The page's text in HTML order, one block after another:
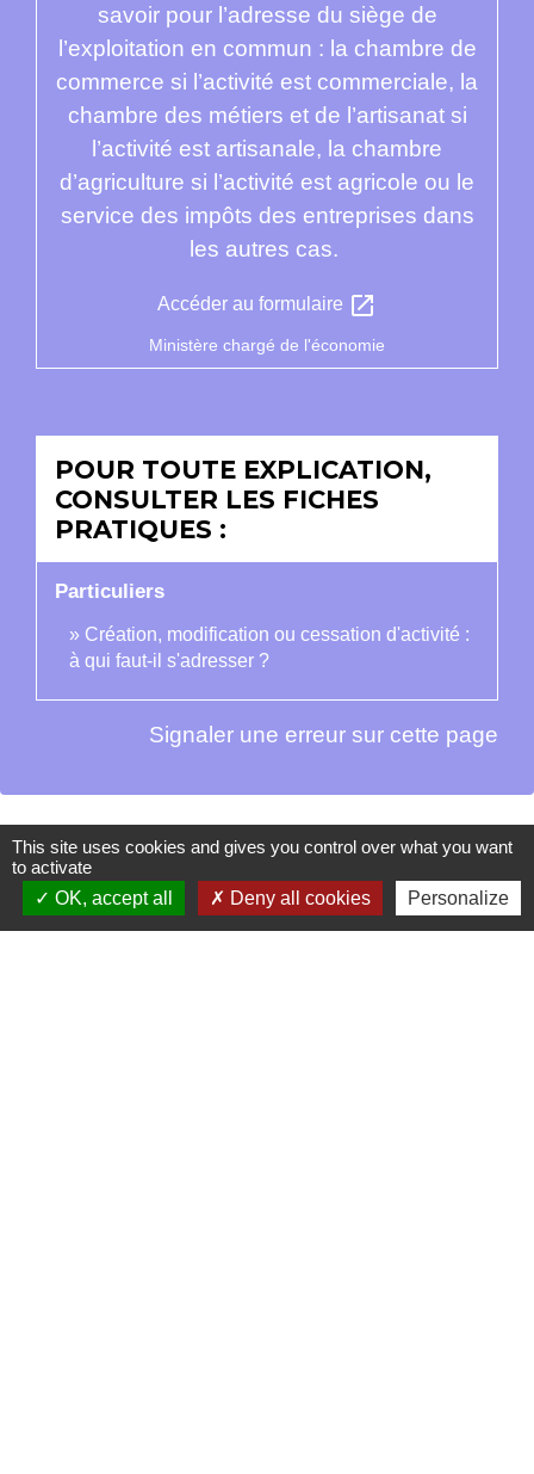
savoir pour l’adresse du siège de
l’exploitation en commun : la chambre de
commerce si l’activité est commerciale, la
chambre des métiers et de l’artisanat si
l’activité est artisanale, la chambre
d’agriculture si l’activité est agricole ou le
service des impôts des entreprises dans
les autres cas.
Accéder au formulaire open_in_new
Ministère chargé de l'économie
POUR TOUTE EXPLICATION,
CONSULTER LES FICHES
PRATIQUES :
Particuliers
Création, modification ou cessation d'activité :
à qui faut-il s'adresser ?
Signaler une erreur sur cette page
La Garde-Adhémar
This site uses cookies and gives you control over what you want
to activate
OK, accept all
Deny all cookies Personalize